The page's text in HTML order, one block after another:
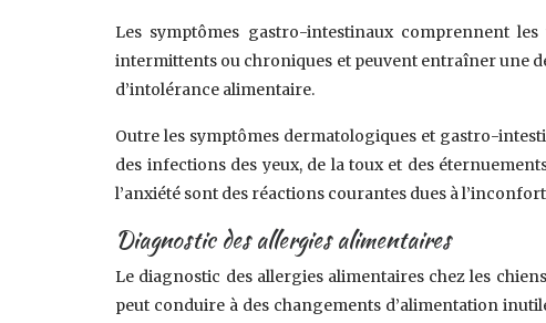
Les symptômes gastro-intestinaux comprennent
intermittents ou chroniques et peuvent entraîner une
d’intolérance alimentaire.
Outre les symptômes dermatologiques et gastro-
des infections des yeux, de la toux et des
l’anxiété sont des réactions courantes dues à
Diagnostic des allergies alimentaires
Le diagnostic des allergies alimentaires chez les
peut conduire à des changements d’alimentation